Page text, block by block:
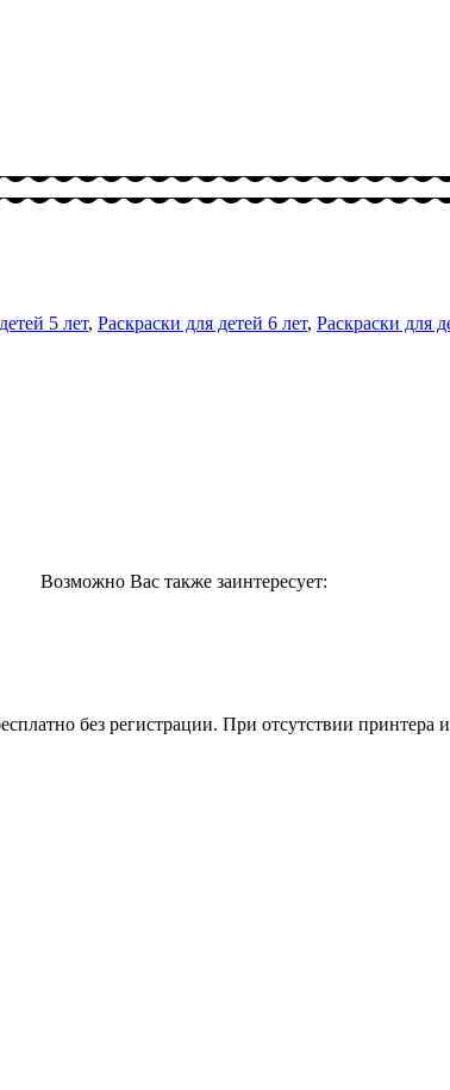
5 лет, Раскраски для детей 6 лет, Раскраски для
Возможно Вас также заинтересует:
без регистрации. При отсутствии принтера